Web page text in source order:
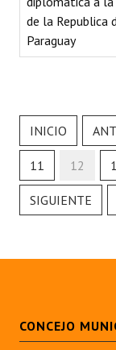
Resoluciones
Resoluciones de
Noticias
Registros y
Periodistas
de la Republica
Paraguay
INICIO
11 12
SIGUIENTE
CONCEJO